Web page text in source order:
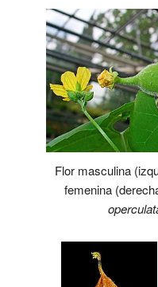
Flor masculina
femenina